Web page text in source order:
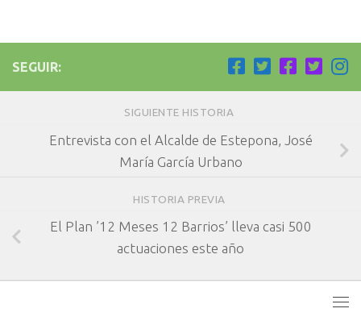
SEGUIR:
SIGUIENTE HISTORIA
Entrevista con el Alcalde de Estepona, José
María García Urbano
HISTORIA PREVIA
El Plan ’12 Meses 12 Barrios’ lleva casi 500
actuaciones este año